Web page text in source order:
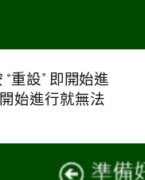
重設” 即開始進
始進行就無法